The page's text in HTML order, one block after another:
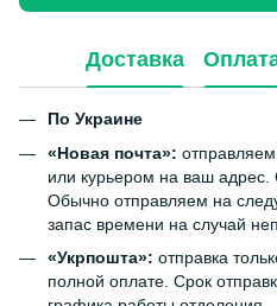
Доставка
По Украине
«Новая почта»:
или курьером на ваш адрес.
Обычно отправляем на
запас времени на случай
«Укрпошта»: отправка
полной оплате. Срок